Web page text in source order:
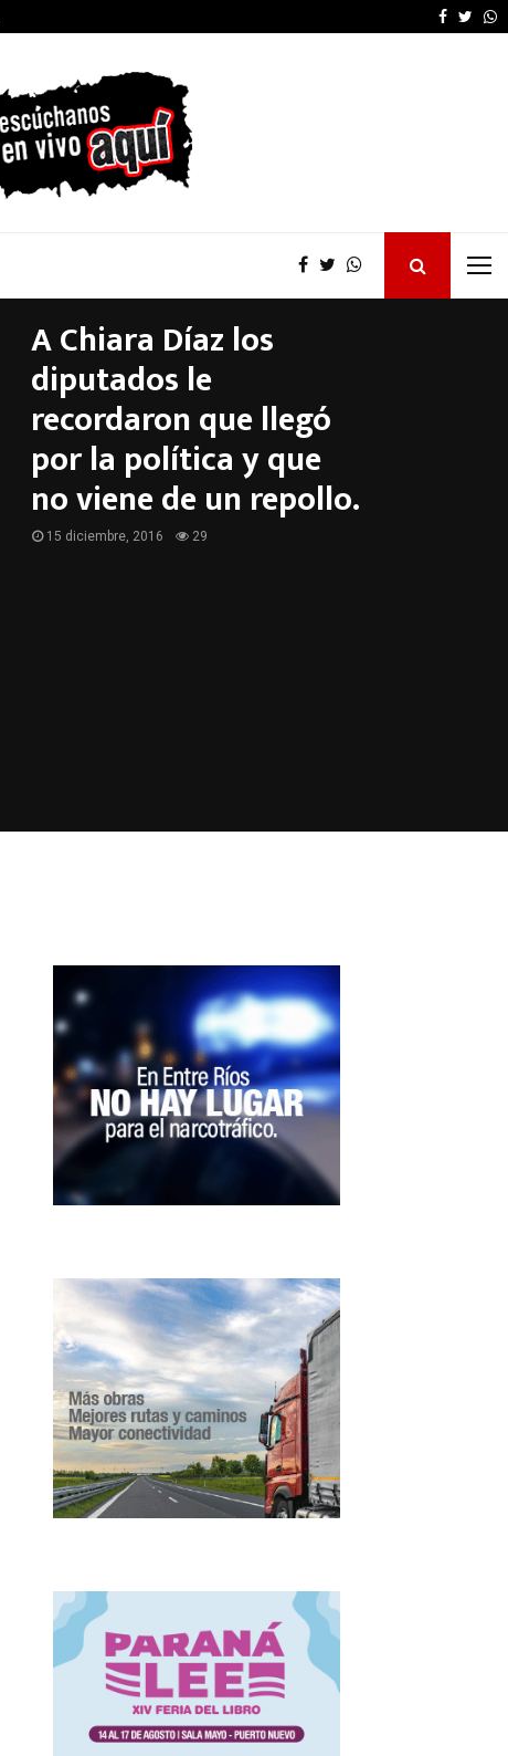
Kicillof desautorizó
A Chiara Díaz los
diputados le
recordaron que llegó
por la política y que
no viene de un repollo.
15 diciembre, 2016 29